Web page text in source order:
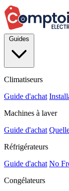
Climatiseurs
Guide d'achat
Machines à laver
Guide d'achat
Réfrigérateurs
Guide d'achat No
Congélateurs